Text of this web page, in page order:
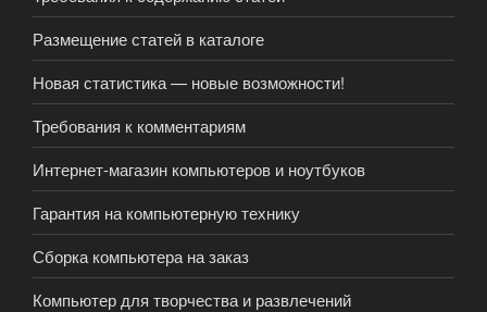
Размещение статей в каталоге
Новая статистика — новые возможности!
Требования к комментариям
Интернет-магазин компьютеров и ноутбуков
Гарантия на компьютерную технику
Сборка компьютера на заказ
Компьютер для творчества и развлечений